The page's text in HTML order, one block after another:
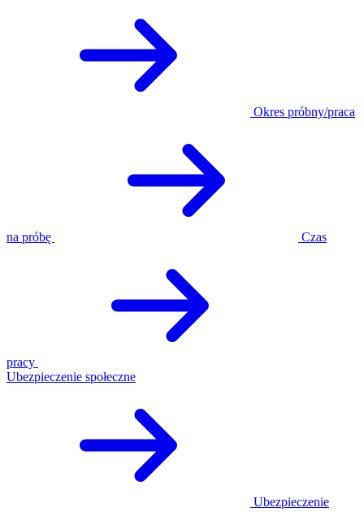
Okres próbny/praca
na próbę Czas
pracy
Ubezpieczenie społeczne
Ubezpieczenie